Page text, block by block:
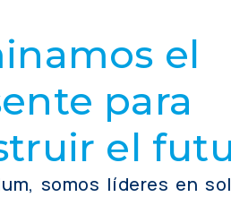
el
para
el
somos líderes en